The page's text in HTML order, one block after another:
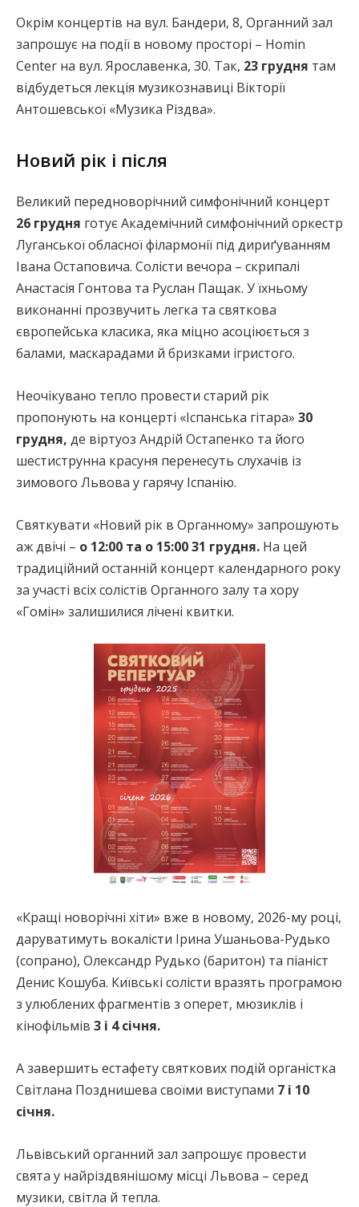
Окрім концертів на вул. Бандери, 8, Органний зал
запрошує на події в новому просторі – Homin
Center на вул. Ярославенка, 30. Так, 23 грудня там
відбудеться лекція музикознавиці Вікторії
Антошевської «Музика Різдва».
Новий рік і після
Великий передноворічний симфонічний концерт
26 грудня готує Академічний симфонічний оркестр
Луганської обласної філармонії під дириґуванням
Івана Остаповича. Солісти вечора – скрипалі
Анастасія Гонтова та Руслан Пащак. У їхньому
виконанні прозвучить легка та святкова
європейська класика, яка міцно асоціюється з
балами, маскарадами й бризками ігристого.
Неочікувано тепло провести старий рік
пропонують на концерті «Іспанська гітара» 30
грудня, де віртуоз Андрій Остапенко та його
шестиструнна красуня перенесуть слухачів із
зимового Львова у гарячу Іспанію.
Святкувати «Новий рік в Органному» запрошують
аж двічі – о 12:00 та о 15:00 31 грудня. На цей
традиційний останній концерт календарного року
за участі всіх солістів Органного залу та хору
«Гомін» залишилися лічені квитки.
«Кращі новорічні хіти» вже в новому, 2026-му році,
даруватимуть вокалісти Ірина Ушаньова-Рудько
(сопрано), Олександр Рудько (баритон) та піаніст
Денис Кошуба. Київські солісти вразять програмою
з улюблених фрагментів з оперет, мюзиклів і
кінофільмів 3 і 4 січня.
А завершить естафету святкових подій органістка
Світлана Позднишева своїми виступами 7 і 10
січня.
Львівський органний зал запрошує провести
свята у найріздвянішому місці Львова – серед
музики, світла й тепла.